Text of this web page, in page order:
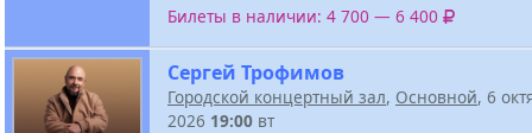
Билеты в наличии: 4 700 — 6 400
Сергей Трофимов
Городской концертный зал, Основной, 6
2026 19:00 вт